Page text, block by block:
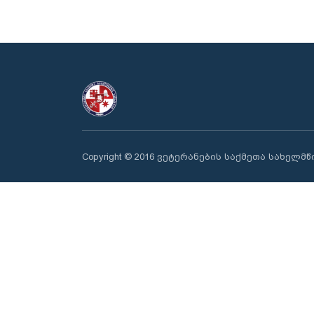
Copyright © 2016 ვეტერანების საქმეთა